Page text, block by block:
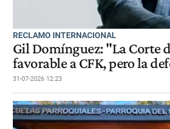
RECLAMO INTERNACIONAL
Gil Domínguez: "La Corte
favorable a CFK, pero la
31-07-2026 12:23